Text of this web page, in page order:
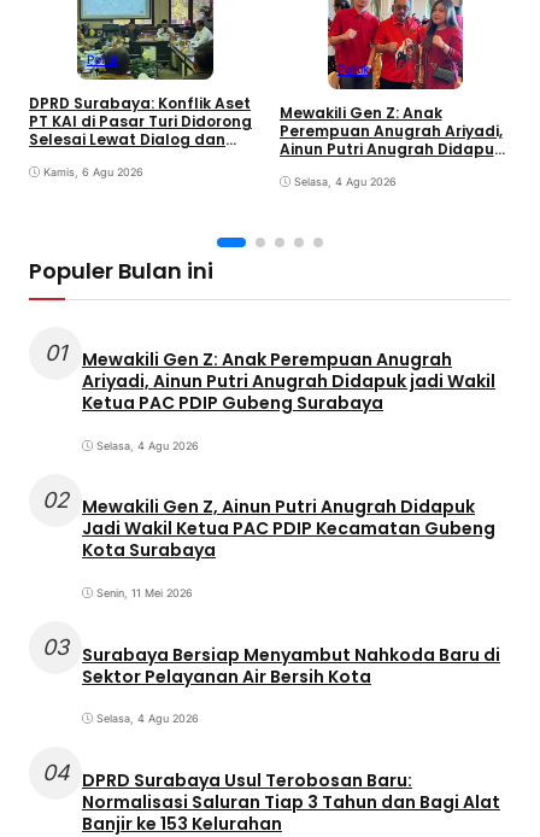
Politik
DPRD Surabaya: Konflik Aset
PT KAI di Pasar Turi Didorong
Selesai Lewat Dialog dan
Kamis, 6 Agu 2026
Politik
Mewakili Gen Z: Anak
Perempuan Anugrah Ariyadi,
Ainun Putri Anugrah Didapuk
Gubeng Surabaya
Selasa, 4 Agu 2026
Populer Bulan ini
01
Mewakili Gen Z: Anak Perempuan Anugrah
Ariyadi, Ainun Putri Anugrah Didapuk jadi Wakil
Ketua PAC PDIP Gubeng Surabaya
Selasa, 4 Agu 2026
02 Mewakili Gen Z, Ainun Putri Anugrah Didapuk
Jadi Wakil Ketua PAC PDIP Kecamatan Gubeng
Kota Surabaya
Senin, 11 Mei 2026
03 Surabaya Bersiap Menyambut Nahkoda Baru di
Sektor Pelayanan Air Bersih Kota
Selasa, 4 Agu 2026
04 DPRD Surabaya Usul Terobosan Baru:
Normalisasi Saluran Tiap 3 Tahun dan Bagi Alat
Banjir ke 153 Kelurahan